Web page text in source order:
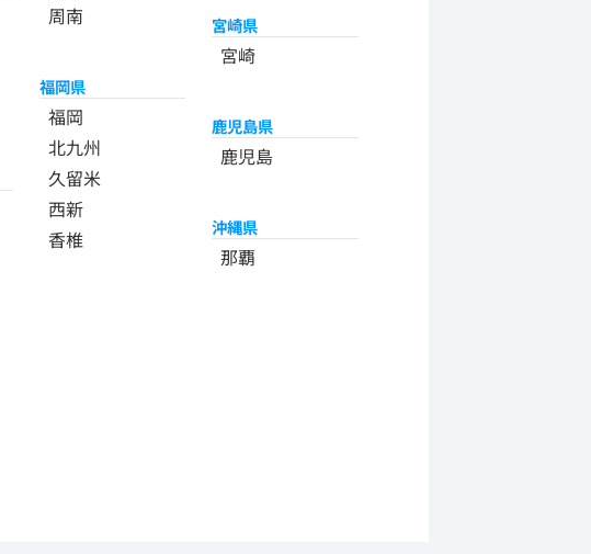
周南
福岡県
福岡
北九州
久留米
西新
香椎
宮崎県
宮崎
鹿児島県
鹿児島
沖縄県
那覇